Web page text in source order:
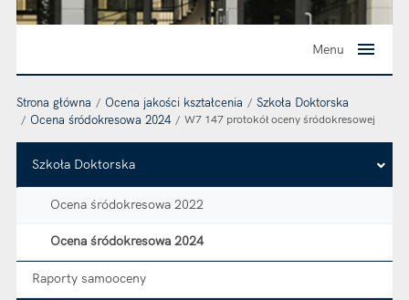
Menu
Strona główna Ocena jakości kształcenia
Szkoła Doktorska
Ocena śródokresowa 2024
W7 147 protokół oceny śródokresowej
Szkoła Doktorska
Ocena śródokresowa 2022
Ocena śródokresowa 2024
Raporty samooceny